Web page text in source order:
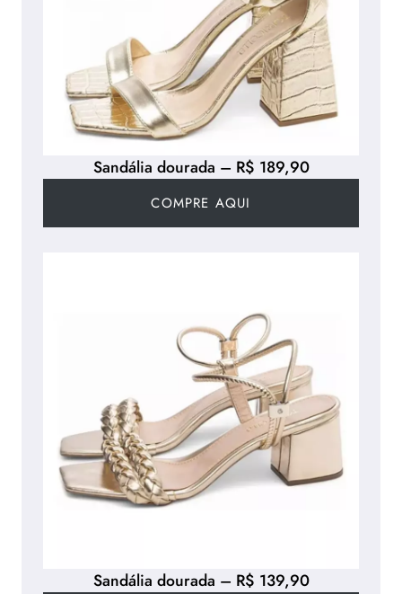
Sandália dourada – R$ 189,90
COMPRE AQUI
Sandália dourada – R$ 139,90